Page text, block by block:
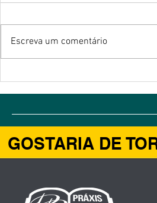
Escreva um comentário
GOSTARIA DE